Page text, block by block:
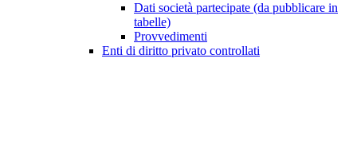
Dati società partecipate (da pubblicare in
tabelle)
Provvedimenti
Enti di diritto privato controllati